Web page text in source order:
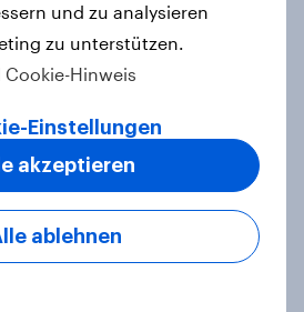
Union und
SPD auf
seit
und zu analysieren
zu unterstützen.
Hinweis
Einstellungen
ablehnen
akzeptieren